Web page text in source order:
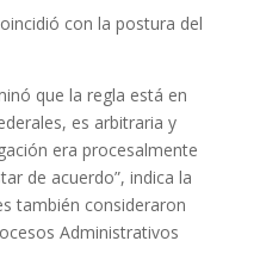
con la postura del
que la regla está en
es arbitraria y
era procesalmente
de acuerdo”, indica la
también consideraron
Administrativos